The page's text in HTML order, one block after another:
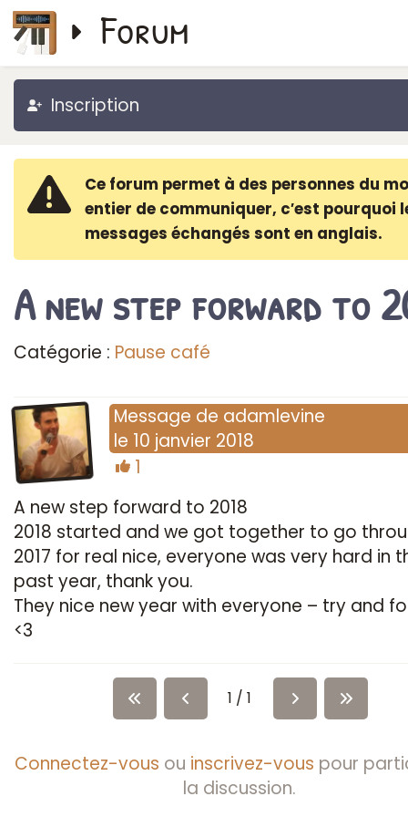
Forum
Inscription
Ce forum permet à des personnes du
entier de communiquer, c′est pourquoi
messages échangés sont en anglais.
A new step forward to
Catégorie : Pause café
Message de adamlevine
le 10 janvier 2018
1
A new step forward to 2018
2018 started and we got together to go
2017 for real nice, everyone was very hard in
past year, thank you.
They nice new year with everyone – try and
<3
1 / 1
Connectez-vous ou inscrivez-vous pour
la discussion.